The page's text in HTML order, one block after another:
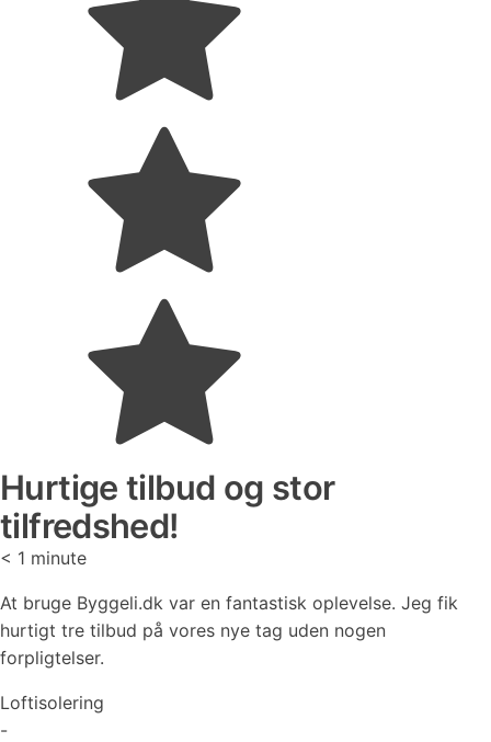
Hurtige tilbud og stor
tilfredshed!
< 1 minute
At bruge Byggeli.dk var en fantastisk oplevelse. Jeg fik
hurtigt tre tilbud på vores nye tag uden nogen
forpligtelser.
Loftisolering
-